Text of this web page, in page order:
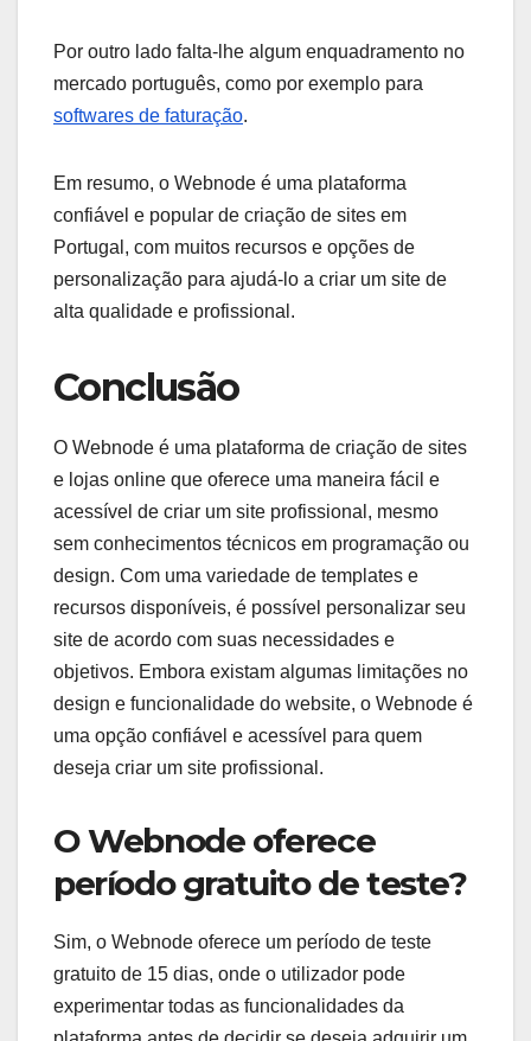
Por outro lado falta-lhe algum enquadramento no
mercado português, como por exemplo para
softwares de faturação.
Em resumo, o Webnode é uma plataforma
confiável e popular de criação de sites em
Portugal, com muitos recursos e opções de
personalização para ajudá-lo a criar um site de
alta qualidade e profissional.
Conclusão
O Webnode é uma plataforma de criação de sites
e lojas online que oferece uma maneira fácil e
acessível de criar um site profissional, mesmo
sem conhecimentos técnicos em programação ou
design. Com uma variedade de templates e
recursos disponíveis, é possível personalizar seu
site de acordo com suas necessidades e
objetivos. Embora existam algumas limitações no
design e funcionalidade do website, o Webnode é
uma opção confiável e acessível para quem
deseja criar um site profissional.
O Webnode oferece
período gratuito de teste?
Sim, o Webnode oferece um período de teste
gratuito de 15 dias, onde o utilizador pode
experimentar todas as funcionalidades da